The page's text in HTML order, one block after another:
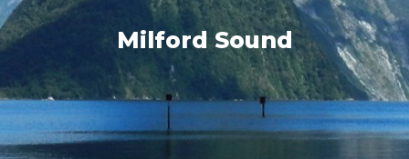
Milford Sound